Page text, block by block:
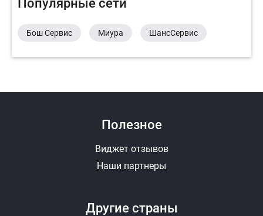
Популярные сети
Бош Сервис Миура ШансСервис
Другие страны
Полезное
Виджет отзывов
Наши партнеры